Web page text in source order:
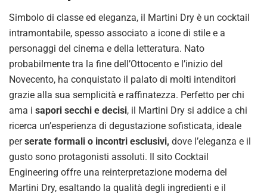
Simbolo di classe ed eleganza, il Martini Dry è un cocktail
intramontabile, spesso associato a icone di stile e a
personaggi del cinema e della letteratura. Nato
probabilmente tra la fine dell’Ottocento e l’inizio del
Novecento, ha conquistato il palato di molti intenditori
grazie alla sua semplicità e raffinatezza. Perfetto per chi
ama i sapori secchi e decisi, il Martini Dry si addice a chi
ricerca un’esperienza di degustazione sofisticata, ideale
perserate formali o incontri esclusivi, dove l’eleganza e il
gusto sono protagonisti assoluti. Il sito Cocktail
Engineering offre una reinterpretazione moderna del
Martini Dry, esaltando la qualità degli ingredienti e il